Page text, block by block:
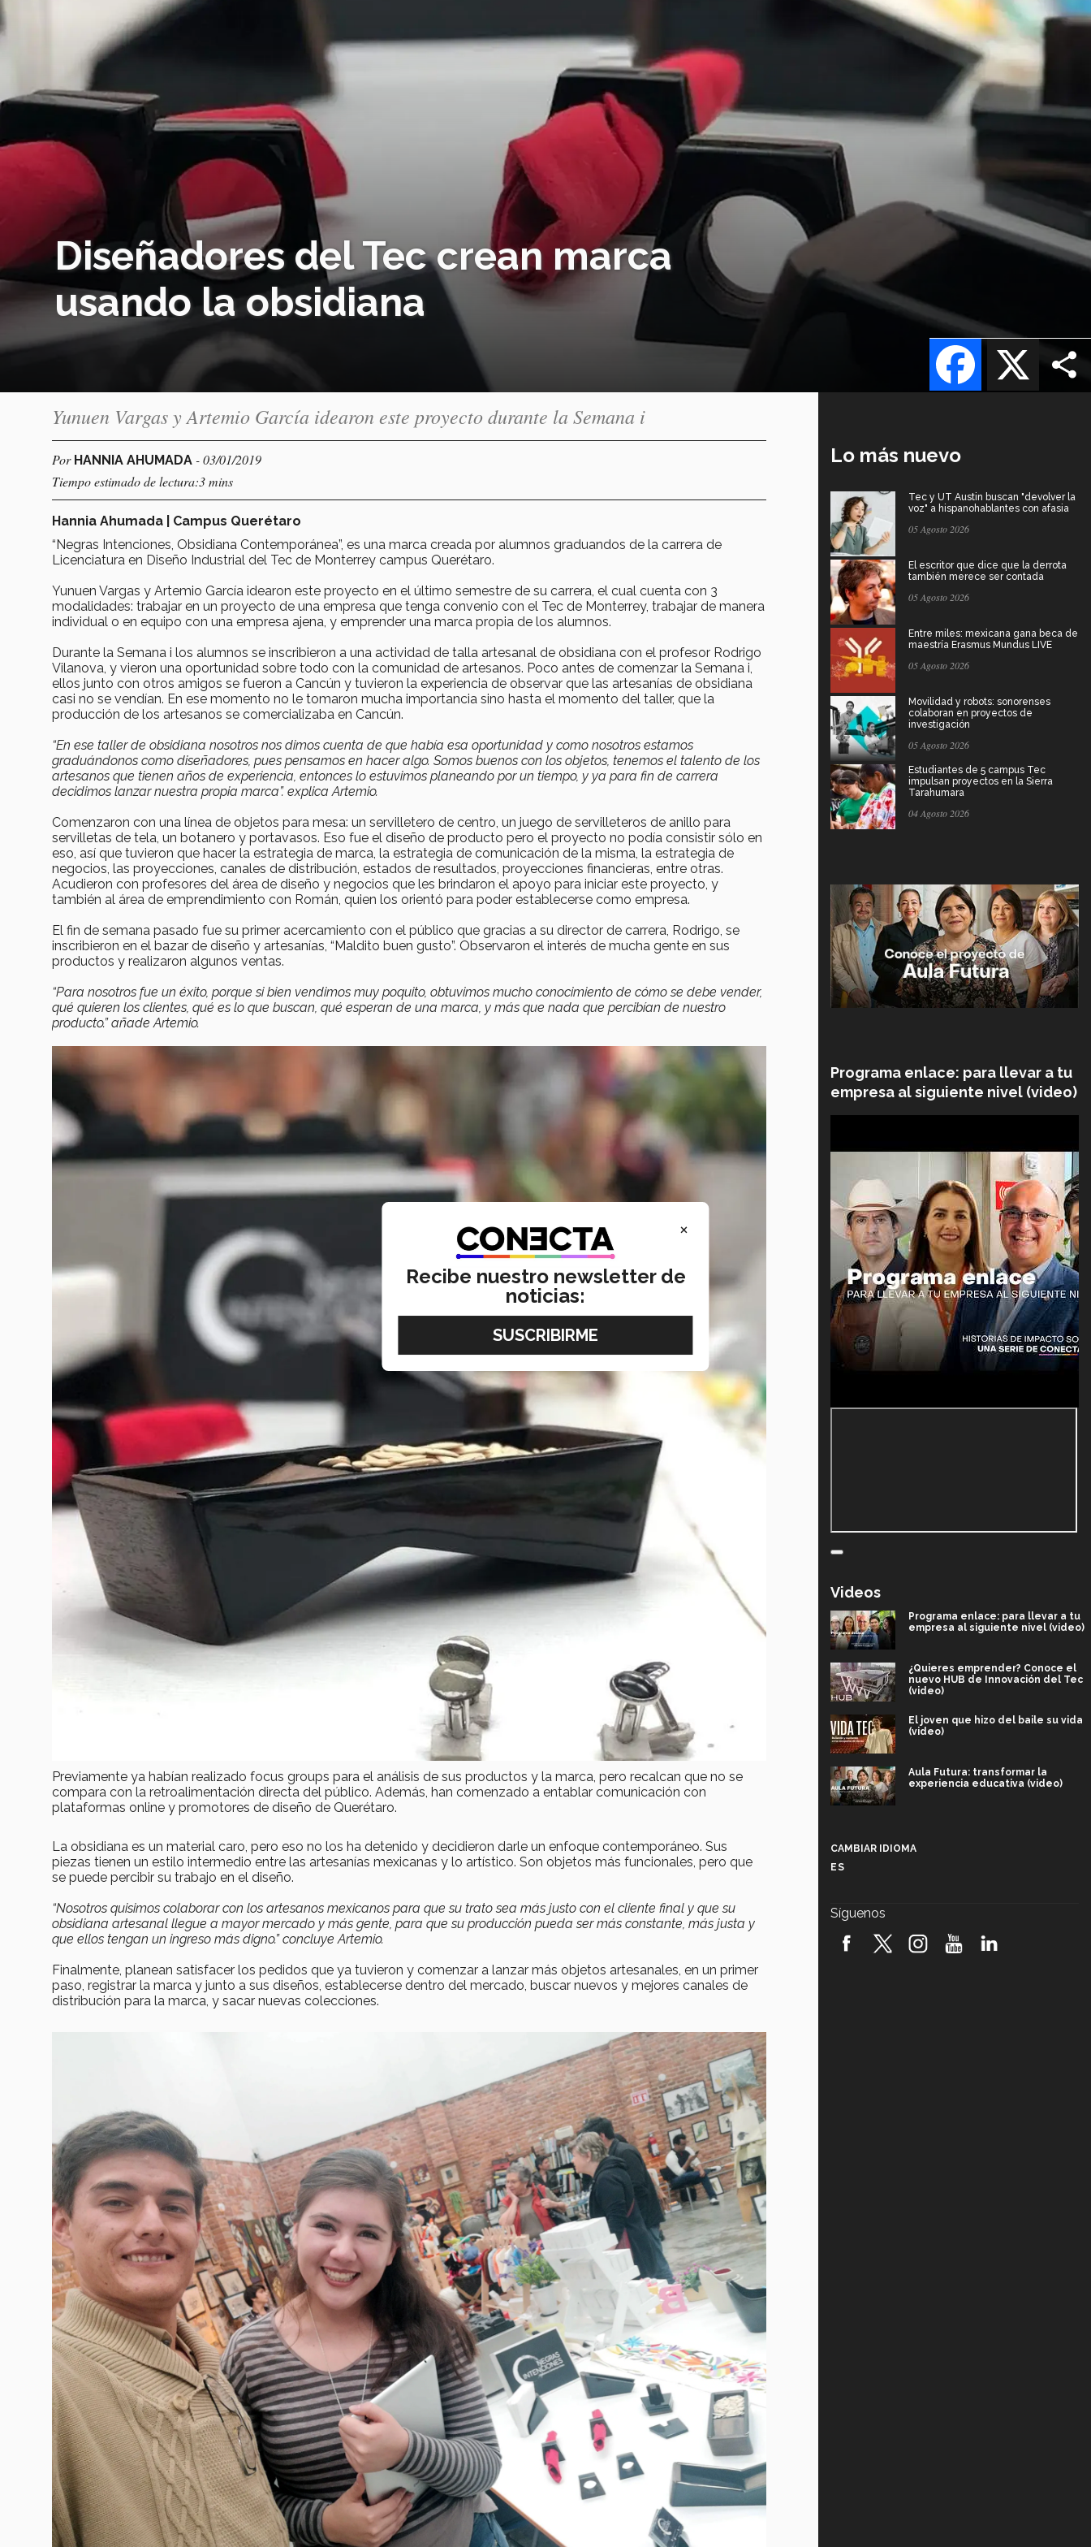
Diseñadores del Tec crean marca
usando la obsidiana
X
Facebook
Yunuen Vargas y Artemio García idearon este proyecto durante la Semana i
Por HANNIA AHUMADA - 03/01/2019
Tiempo estimado de lectura:3 mins
Hannia Ahumada | Campus Querétaro
“Negras Intenciones, Obsidiana Contemporánea”, es una marca creada por alumnos graduandos de la carrera de
Licenciatura en Diseño Industrial del Tec de Monterrey campus Querétaro.
Yunuen Vargas y Artemio García idearon este proyecto en el último semestre de su carrera, el cual cuenta con 3
modalidades: trabajar en un proyecto de una empresa que tenga convenio con el Tec de Monterrey, trabajar de manera
individual o en equipo con una empresa ajena, y emprender una marca propia de los alumnos.
Durante la Semana i los alumnos se inscribieron a una actividad de talla artesanal de obsidiana con el profesor Rodrigo
Vilanova, y vieron una oportunidad sobre todo con la comunidad de artesanos. Poco antes de comenzar la Semana i,
ellos junto con otros amigos se fueron a Cancún y tuvieron la experiencia de observar que las artesanías de obsidiana
casi no se vendían. En ese momento no le tomaron mucha importancia sino hasta el momento del taller, que la
producción de los artesanos se comercializaba en Cancún.
“En ese taller de obsidiana nosotros nos dimos cuenta de que había esa oportunidad y como nosotros estamos
graduándonos como diseñadores, pues pensamos en hacer algo. Somos buenos con los objetos, tenemos el talento de los
artesanos que tienen años de experiencia, entonces lo estuvimos planeando por un tiempo, y ya para fin de carrera
decidimos lanzar nuestra propia marca”. explica Artemio.
Comenzaron con una línea de objetos para mesa: un servilletero de centro, un juego de servilleteros de anillo para
servilletas de tela, un botanero y portavasos. Eso fue el diseño de producto pero el proyecto no podía consistir sólo en
eso, así que tuvieron que hacer la estrategia de marca, la estrategia de comunicación de la misma, la estrategia de
negocios, las proyecciones, canales de distribución, estados de resultados, proyecciones financieras, entre otras.
Acudieron con profesores del área de diseño y negocios que les brindaron el apoyo para iniciar este proyecto, y
también al área de emprendimiento con Román, quien los orientó para poder establecerse como empresa.
El fin de semana pasado fue su primer acercamiento con el público que gracias a su director de carrera, Rodrigo, se
inscribieron en el bazar de diseño y artesanías, “Maldito buen gusto”. Observaron el interés de mucha gente en sus
productos y realizaron algunos ventas.
“Para nosotros fue un éxito, porque si bien vendimos muy poquito, obtuvimos mucho conocimiento de cómo se debe vender,
qué quieren los clientes, qué es lo que buscan, qué esperan de una marca, y más que nada que percibían de nuestro
producto.” añade Artemio.
Previamente ya habían realizado focus groups para el análisis de sus productos y la marca, pero recalcan que no se
compara con la retroalimentación directa del público. Además, han comenzado a entablar comunicación con
plataformas online y promotores de diseño de Querétaro.
La obsidiana es un material caro, pero eso no los ha detenido y decidieron darle un enfoque contemporáneo. Sus
piezas tienen un estilo intermedio entre las artesanías mexicanas y lo artístico. Son objetos más funcionales, pero que
se puede percibir su trabajo en el diseño.
“Nosotros quisimos colaborar con los artesanos mexicanos para que su trato sea más justo con el cliente final y que su
obsidiana artesanal llegue a mayor mercado y más gente, para que su producción pueda ser más constante, más justa y
que ellos tengan un ingreso más digno.” concluye Artemio.
Finalmente, planean satisfacer los pedidos que ya tuvieron y comenzar a lanzar más objetos artesanales, en un primer
paso, registrar la marca y junto a sus diseños, establecerse dentro del mercado, buscar nuevos y mejores canales de
distribución para la marca, y sacar nuevas colecciones.
Lo más nuevo
Tec y UT Austin buscan "devolver la
voz" a hispanohablantes con afasia
05 Agosto 2026
El escritor que dice que la derrota
también merece ser contada
05 Agosto 2026
Entre miles: mexicana gana beca de
maestría Erasmus Mundus LIVE
05 Agosto 2026
Movilidad y robots: sonorenses
colaboran en proyectos de
investigación
05 Agosto 2026
Estudiantes de 5 campus Tec
impulsan proyectos en la Sierra
Tarahumara
04 Agosto 2026
Programa enlace: para llevar a tu
empresa al siguiente nivel (video)
Videos
Programa enlace: para llevar a tu
empresa al siguiente nivel (video)
¿Quieres emprender? Conoce el
nuevo HUB de Innovación del Tec
(video)
El joven que hizo del baile su vida
(video)
Aula Futura: transformar la
experiencia educativa (video)
robótica FIRST 2026! (video)
CAMBIAR IDIOMA
ES
Síguenos
×
Recibe nuestro newsletter de
noticias: